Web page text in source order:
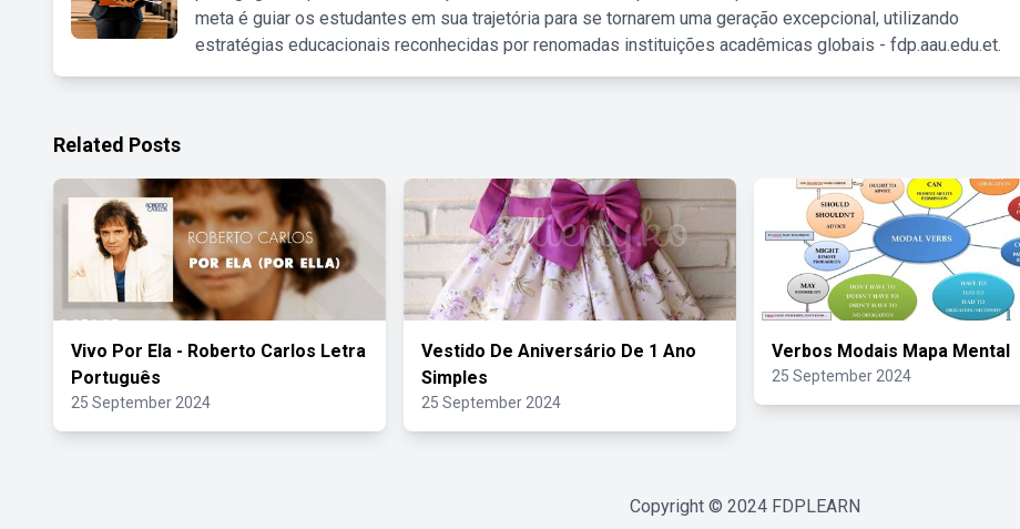
meta é guiar os estudantes em sua trajetória para se tornarem uma geração excepcional, utilizando
estratégias educacionais reconhecidas por renomadas instituições acadêmicas globais - fdp.aau.edu.et.
Related Posts
Vivo Por Ela - Roberto Carlos Letra
Português
25 September 2024
Vestido De Aniversário De 1 Ano
Simples
25 September 2024
Verbos Modais Mapa Mental
25 September 2024
Copyright © 2024 FDPLEARN